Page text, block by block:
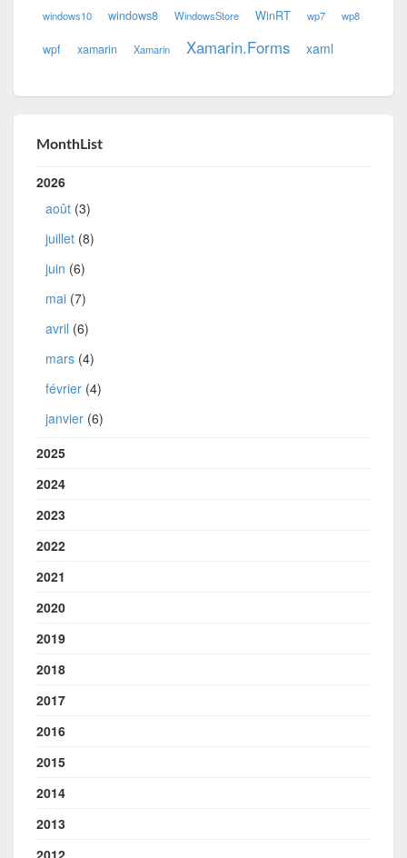
windows10 windows8 WindowsStore WinRT wp7 wp8
wpf xamarin Xamarin Xamarin.Forms xaml
MonthList
2026
août (3)
juillet (8)
juin (6)
mai (7)
avril (6)
mars (4)
février (4)
janvier (6)
2025
2024
2023
2022
2021
2020
2019
2018
2017
2016
2015
2014
2013
2012